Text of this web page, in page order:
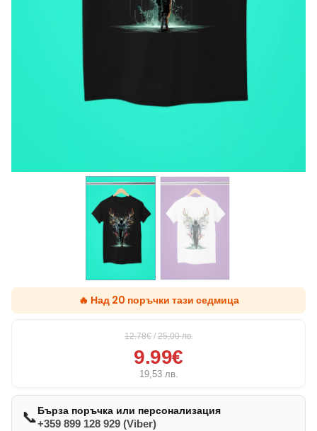
🔥 Над 20 поръчки тази седмица
12.78€ / 25,00лв.
9.99€
19,53 лв.
📞Бърза поръчка или персонализация
+359 899 128 929 (Viber)